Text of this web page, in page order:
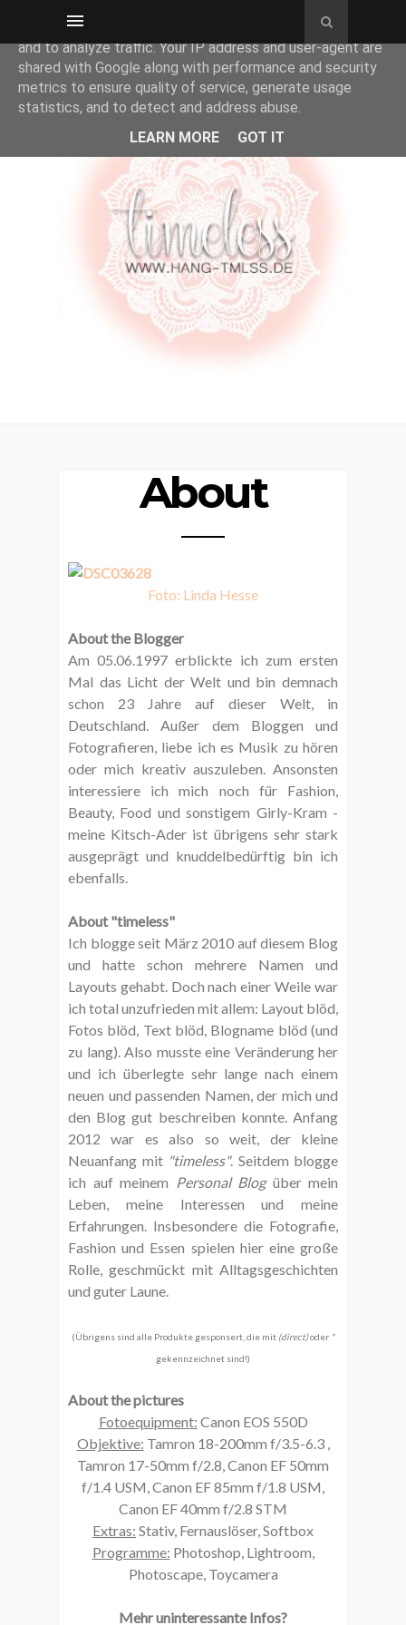
About
Foto: Linda Hesse
About the Blogger
Am 05.06.1997 erblickte ich zum ersten
Mal das Licht der Welt und bin demnach
schon 23 Jahre auf dieser Welt, in
Deutschland. Außer dem Bloggen und
Fotografieren, liebe ich es Musik zu hören
oder mich kreativ auszuleben. Ansonsten
interessiere ich mich noch für Fashion,
Beauty, Food und sonstigem Girly-Kram -
meine Kitsch-Ader ist übrigens sehr stark
ausgeprägt und knuddelbedürftig bin ich
ebenfalls.
About "timeless"
Ich blogge seit März 2010 auf diesem Blog
und hatte schon mehrere Namen und
Layouts gehabt. Doch nach einer Weile war
ich total unzufrieden mit allem: Layout blöd,
Fotos blöd, Text blöd, Blogname blöd (und
zu lang). Also musste eine Veränderung her
und ich überlegte sehr lange nach einem
neuen und passenden Namen, der mich und
den Blog gut beschreiben konnte. Anfang
2012 war es also so weit, der kleine
Neuanfang mit"timeless". Seitdem blogge
ich auf meinem Personal Blogüber mein
Leben, meine Interessen und meine
Erfahrungen. Insbesondere die Fotografie,
Fashion und Essen spielen hier eine große
Rolle, geschmückt mit Alltagsgeschichten
und guter Laune.
(Übrigens sind alle Produkte gesponsert, die mit (direct)oder *
gekennzeichnet sind!)
About the pictures
Fotoequipment: Canon EOS 550D
Objektive: Tamron 18-200mm f/3.5-6.3 ,
Tamron 17-50mm f/2.8, Canon EF 50mm
f/1.4 USM, Canon EF 85mm f/1.8 USM,
Canon EF 40mm f/2.8 STM
Extras: Stativ, Fernauslöser, Softbox
Programme: Photoshop, Lightroom,
Photoscape, Toycamera
Mehr uninteressante Infos?
This site uses cookies from Google to deliver its services
and to analyze traffic. Your IP address and user-agent are
shared with Google along with performance and security
metrics to ensure quality of service, generate usage
statistics, and to detect and address abuse.
LEARN MORE
GOT IT